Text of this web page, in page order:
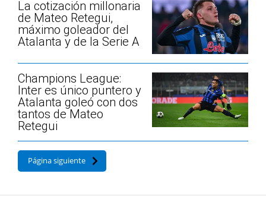
La cotización millonaria
de Mateo Retegui,
máximo goleador del
Atalanta y de la Serie A
Champions League:
Inter es único puntero y
Atalanta goleó con dos
tantos de Mateo
Retegui
Página siguiente